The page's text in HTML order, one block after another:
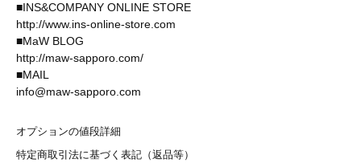
■INS&COMPANY ONLINE STORE
http://www.ins-online-store.com
■MaW BLOG
http://maw-sapporo.com/
■MAIL
info@maw-sapporo.com
オプションの値段詳細
特定商取引法に基づく表記（返品等）